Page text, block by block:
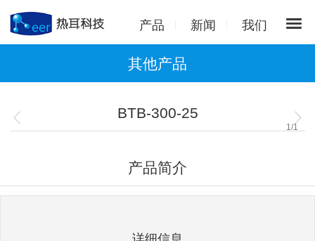
产品 新闻 我们
其他产品
BTB-300-25
1 /1
产品简介